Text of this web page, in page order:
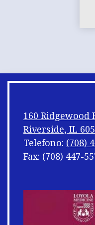
160 Ridgewood
Riverside, IL
Telefono: (708)
Fax: (708) 447-
Mischiare